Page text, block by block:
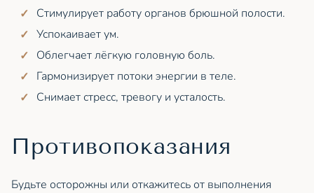
Стимулирует работу органов брюшной полости.
Успокаивает ум.
Облегчает лёгкую головную боль.
Гармонизирует потоки энергии в теле.
Снимает стресс, тревогу и усталость.
Противопоказания
Будьте осторожны или откажитесь от выполнения